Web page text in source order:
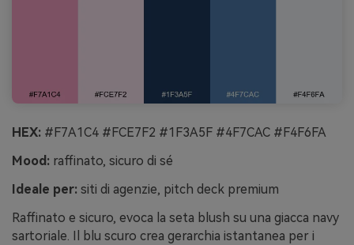
HEX: #F7A1C4 #FCE7F2 #1F3A5F #4F7CAC #F4F6FA
Mood: raffinato, sicuro di sé
Ideale per: siti di agenzie, pitch deck premium
Raffinato e sicuro, evoca la seta blush su una giacca navy
sartoriale. Il blu scuro crea gerarchia istantanea per i